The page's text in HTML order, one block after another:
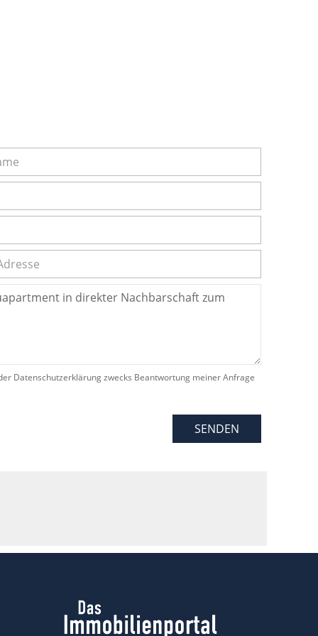
Datenschutzerklärung zwecks Beantwortung meiner Anfrage
SENDEN